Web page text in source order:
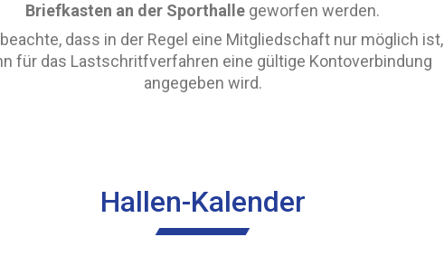
Briefkasten an der Sporthalle geworfen werden.
dass in der Regel eine Mitgliedschaft nur möglich ist,
für das Lastschritfverfahren eine gültige Kontoverbindung
angegeben wird.
Hallen-Kalender